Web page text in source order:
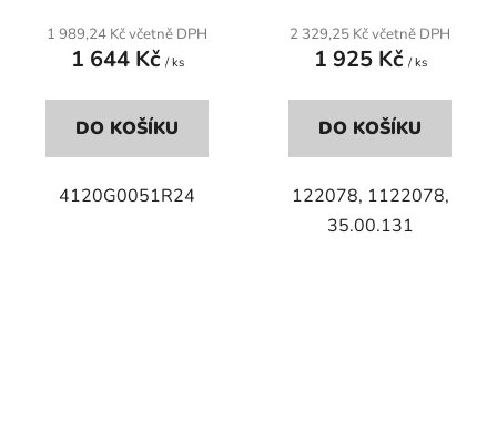
1 989,24 Kč včetně DPH
1 644 Kč / ks
DO KOŠÍKU
4120G0051R24
2 329,25 Kč včetně DPH
1 925 Kč / ks
DO KOŠÍKU
122078, 1122078,
35.00.131